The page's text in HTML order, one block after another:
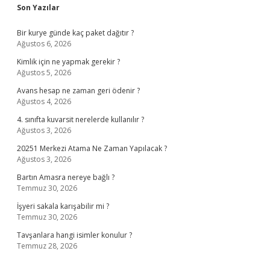
Sidebar
Son Yazılar
Bir kurye günde kaç paket dağıtır ?
Ağustos 6, 2026
Kimlik için ne yapmak gerekir ?
Ağustos 5, 2026
Avans hesap ne zaman geri ödenir ?
Ağustos 4, 2026
4. sınıfta kuvarsit nerelerde kullanılır ?
Ağustos 3, 2026
20251 Merkezi Atama Ne Zaman Yapılacak ?
Ağustos 3, 2026
Bartın Amasra nereye bağlı ?
Temmuz 30, 2026
İşyeri sakala karışabilir mi ?
Temmuz 30, 2026
Tavşanlara hangi isimler konulur ?
Temmuz 28, 2026